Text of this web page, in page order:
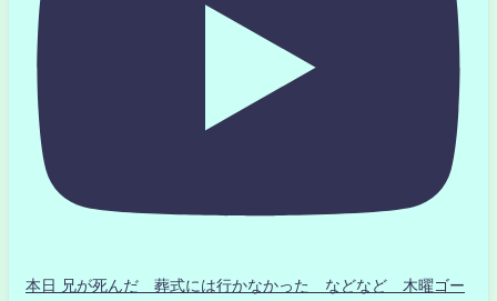
本日 兄が死んだ 葬式には行かなかった などなど 木曜ゴー